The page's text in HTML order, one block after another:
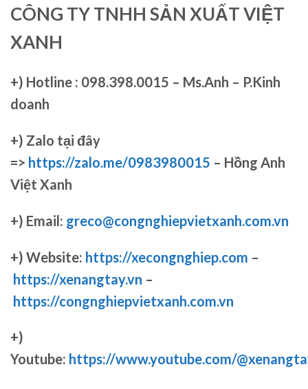
CÔNG TY TNHH SẢN XUẤT VIỆT
XANH
+) Hotline : 098.398.0015 – Ms.Anh – P.Kinh
doanh
+) Zalo tại đây
=> https://zalo.me/0983980015 – Hồng Anh
Việt Xanh
+) Email: greco@congnghiepvietxanh.com.vn
+) Website: https://xecongnghiep.com –
https://xenangtay.vn –
https://congnghiepvietxanh.com.vn
+)
Youtube: https://www.youtube.com/